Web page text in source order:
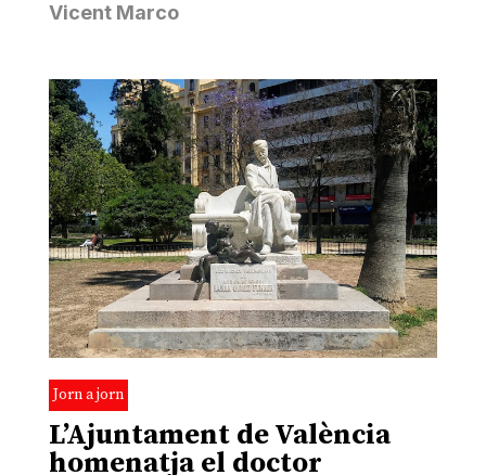
Vicent Marco
Jorn a jorn
L’Ajuntament de València
homenatja el doctor